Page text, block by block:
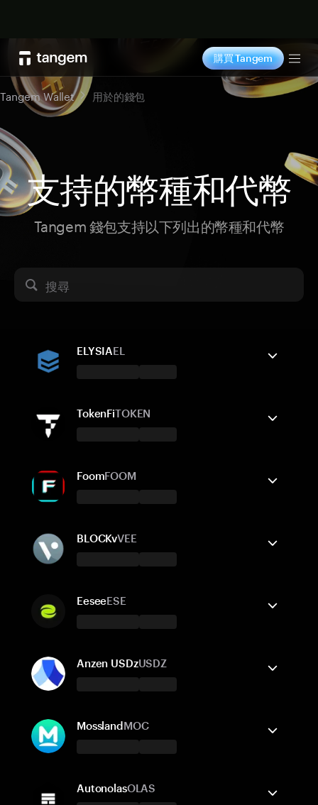
購買 Tangem
Tangem Wallet 用於的錢包
支持的幣種和代幣
Tangem 錢包支持以下列出的幣種和代幣
搜尋
ELYSIAEL
發送/接收 購買 兌換
Ethereum
TokenFiTOKEN
發送/接收 購買
Ethereum BNB Smart Chain
FoomFOOM
發送/接收 購買
Ethereum Base
BLOCKvVEE
發送/接收 購買
Ethereum Polygon POS Optimism
EeseeESE
發送/接收 購買 兌換
Ethereum BNB Smart Chain
Anzen USDzUSDZ
發送/接收 購買 兌換
Ethereum Base Blast
MosslandMOC
發送/接收 購買
AutonolasOLAS